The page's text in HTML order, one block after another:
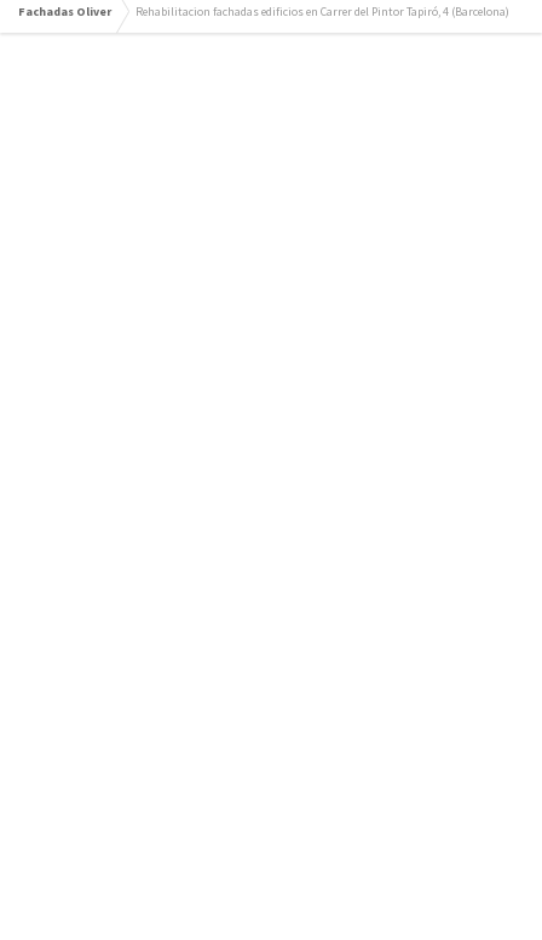
Fachadas Oliver Rehabilitacion fachadas edificios en Carrer del Pintor Tapiró, 4 (Barcelona)